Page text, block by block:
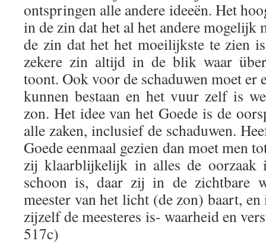
ontspringen alle andere ideeën. Het
in de zin dat het al het andere mogelijk
de zin dat het het moeilijkste te zien is
zekere zin altijd in de blik waar
toont. Ook voor de schaduwen moet er
kunnen bestaan en het vuur zelf is
zon. Het idee van het Goede is de
alle zaken, inclusief de schaduwen.
Goede eenmaal gezien dan moet men
zij klaarblijkelijk in alles de oorzaak
schoon is, daar zij in de zichtbare
meester van het licht (de zon) baart,
zijzelf de meesteres is- waarheid en
517c)